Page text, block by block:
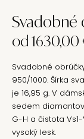
Svadobné
od 1630,00
Svadobné
950/1000. Šírka
je 16,95 g. V
sedem
G-H a čistota
vysoký lesk.